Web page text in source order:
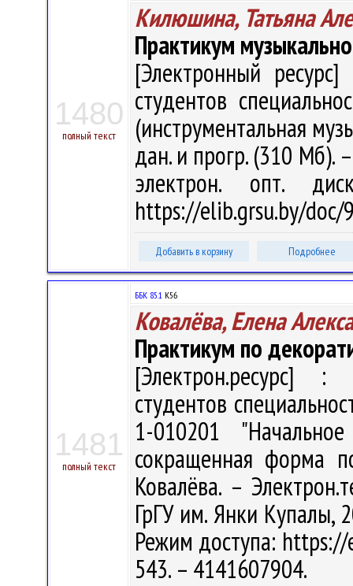
1480
полный текст
Килюшина, Татьяна
Практикум
[Электронный
студентов
(инструментальная
дан. и прогр. (310 Мб).
электрон. опт.
https://elib.grsu.by/doc/
Добавить в корзину Подробнее
1481
полный текст
ББК 85.1 К56
Ковалёва, Елена
Практикум по
[Электрон.ресурс] :
студентов
1-010201
сокращенная форма
Ковалёва. –
ГрГУ им. Янки Купалы,
Режим доступа:
543. – 4141607904.